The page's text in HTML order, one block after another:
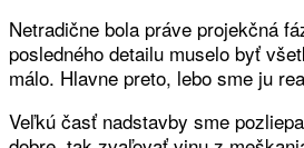
Netradične bola práve projekčná
posledného detailu muselo byť
málo. Hlavne preto, lebo sme ju
Veľkú časť nadstavby sme